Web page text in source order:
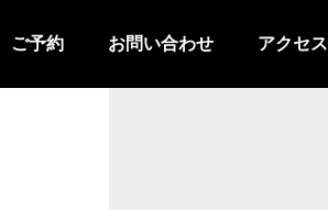
ご予約 お問い合わせ アクセス